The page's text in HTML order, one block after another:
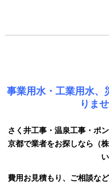
事業用水・工業用水、
りま
さく井工事・温泉工事・ポ
京都で業者をお探しなら（
い
費用お見積もり、ご相談な